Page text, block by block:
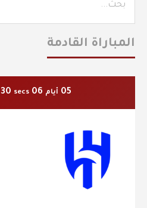
المباراة القادمة
05 أيام 06
29 secs